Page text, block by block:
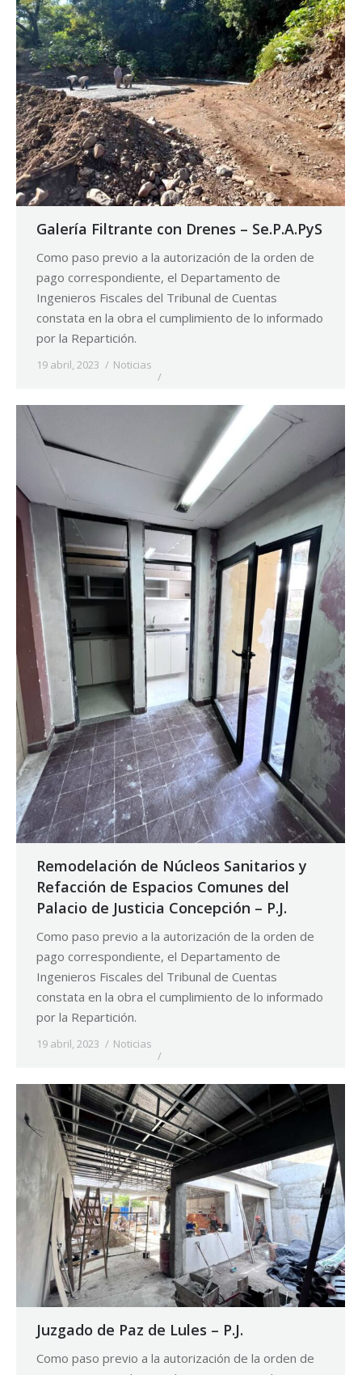
Galería Filtrante con Drenes – Se.P.A.PyS
Como paso previo a la autorización de la orden de
pago correspondiente, el Departamento de
Ingenieros Fiscales del Tribunal de Cuentas
constata en la obra el cumplimiento de lo informado
por la Repartición.
19 abril, 2023 Noticias
Remodelación de Núcleos Sanitarios y
Refacción de Espacios Comunes del
Palacio de Justicia Concepción – P.J.
Como paso previo a la autorización de la orden de
pago correspondiente, el Departamento de
Ingenieros Fiscales del Tribunal de Cuentas
constata en la obra el cumplimiento de lo informado
por la Repartición.
19 abril, 2023 Noticias
Juzgado de Paz de Lules – P.J.
Como paso previo a la autorización de la orden de